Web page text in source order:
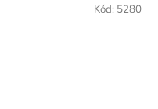
Kód: 5280